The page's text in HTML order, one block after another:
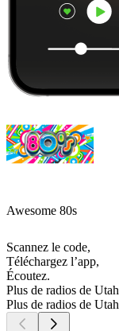
Awesome 80s
Scannez le code,
Téléchargez l’app,
Écoutez.
Plus de radios de Utah
Plus de radios de Utah